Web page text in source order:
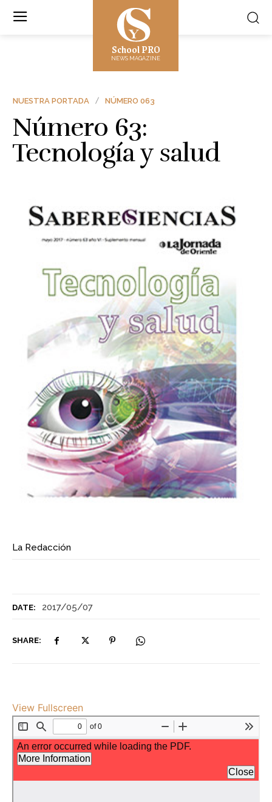
School PRO
NEWS MAGAZINE
DATE: 2017/05/07
SHARE:
NUESTRA PORTADA NÚMERO 063
Número 63:
Tecnología y salud
La Redacción
View Fullscreen